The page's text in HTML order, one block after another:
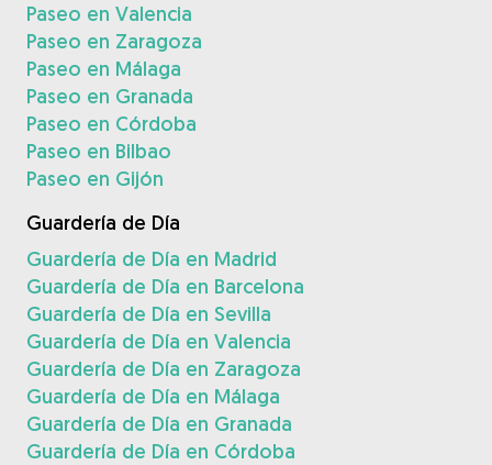
Paseo en Valencia
Paseo en Zaragoza
Paseo en Málaga
Paseo en Granada
Paseo en Córdoba
Paseo en Bilbao
Paseo en Gijón
Guardería de Día
Guardería de Día en Madrid
Guardería de Día en Barcelona
Guardería de Día en Sevilla
Guardería de Día en Valencia
Guardería de Día en Zaragoza
Guardería de Día en Málaga
Guardería de Día en Granada
Guardería de Día en Córdoba